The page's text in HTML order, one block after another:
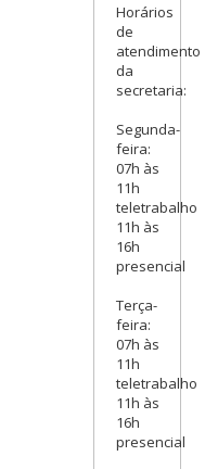
Horários
de
atendimento
da
secretaria:
Segunda-
feira:
07h às
11h
teletrabalho
11h às
16h
presencial
Terça-
feira:
07h às
11h
teletrabalho
11h às
16h
presencial